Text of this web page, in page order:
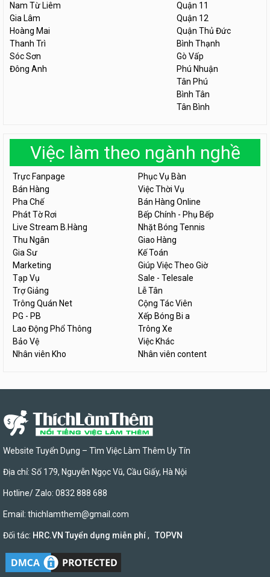
Nam Từ Liêm
Gia Lâm
Hoàng Mai
Thanh Trì
Sóc Sơn
Đông Anh
Quận 11
Quận 12
Quận Thủ Đức
Bình Thạnh
Gò Vấp
Phú Nhuận
Tân Phú
Bình Tân
Tân Bình
Việc làm theo ngành nghề
Trực Fanpage
Phục Vụ Bàn
Bán Hàng
Việc Thời Vụ
Pha Chế
Bán Hàng Online
Phát Tờ Rơi
Bếp Chính - Phụ Bếp
Live Stream B.Hàng
Nhặt Bóng Tennis
Thu Ngân
Giao Hàng
Gia Sư
Kế Toán
Marketing
Giúp Việc Theo Giờ
Tạp Vụ
Sale - Telesale
Trợ Giảng
Lễ Tân
Trông Quán Net
Cộng Tác Viên
PG - PB
Xếp Bóng Bi a
Lao Động Phổ Thông
Trông Xe
Bảo Vệ
Việc Khác
Nhân viên Kho
Nhân viên content
Website Tuyển Dụng – Tìm Việc Làm Thêm Uy Tín
Địa chỉ: Số 179, Nguyễn Ngọc Vũ, Cầu Giấy, Hà Nội
Hotline/ Zalo: 0832 888 688
Email: thichlamthem@gmail.com
Đối tác: HRC.VN Tuyển dụng miễn phí, TOPVN